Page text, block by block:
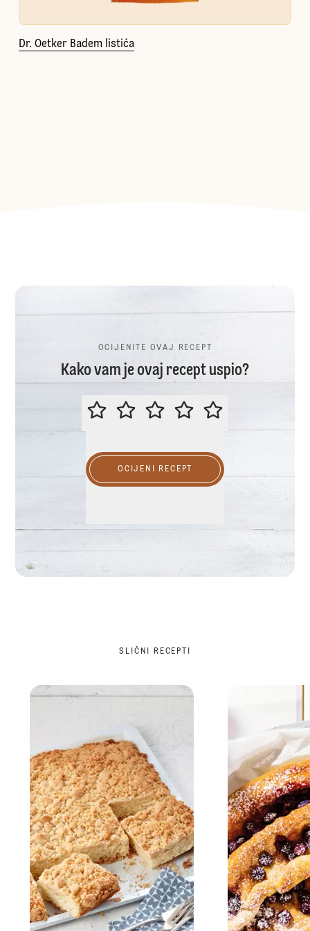
Dr. Oetker Badem listića
OCIJENITE OVAJ RECEPT
Kako vam je ovaj recept uspio?
OCIJENITE OVAJ RECEPT
OCIJENI RECEPT
SLIČNI RECEPTI